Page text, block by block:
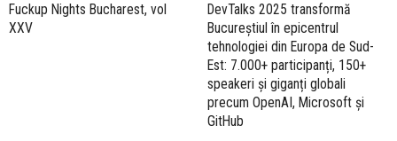
Fuckup Nights Bucharest, vol
XXV
DevTalks 2025 transformă
Bucureștiul în epicentrul
tehnologiei din Europa de Sud-
Est: 7.000+ participanți, 150+
speakeri și giganți globali
precum OpenAI, Microsoft și
GitHub